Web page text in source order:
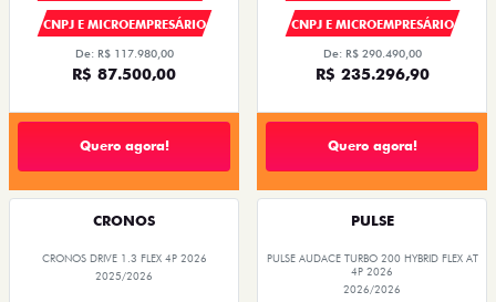
CNPJ E MICROEMPRESÁRIO
De: R$ 117.980,00
R$ 87.500,00
Quero agora!
CNPJ E MICROEMPRESÁRIO
De: R$ 290.490,00
R$ 235.296,90
Quero agora!
CRONOS
CRONOS DRIVE 1.3 FLEX 4P 2026
2025/2026
PULSE
PULSE AUDACE TURBO 200 HYBRID FLEX AT
4P 2026
2026/2026